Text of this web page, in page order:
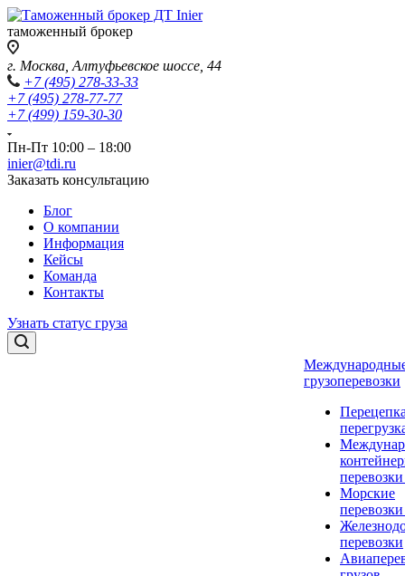
таможенный брокер
г. Москва, Алтуфьевское шоссе, 44
+7 (495) 278-33-33
+7 (495) 278-77-77
+7 (499) 159-30-30
Пн-Пт 10:00 – 18:00
inier@tdi.ru
Заказать консультацию
Блог
О компании
Информация
Кейсы
Команда
Контакты
Узнать статус груза
грузоперевозки
Морские
перевозки